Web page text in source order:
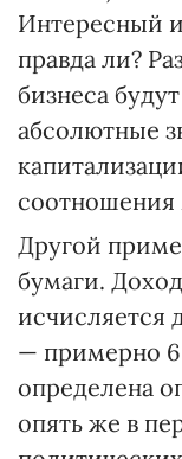
Интересный
правда ли?
бизнеса
абсолютные
соотношения
Другой
бумаги.
исчисляется
— примерно
определена
опять же в